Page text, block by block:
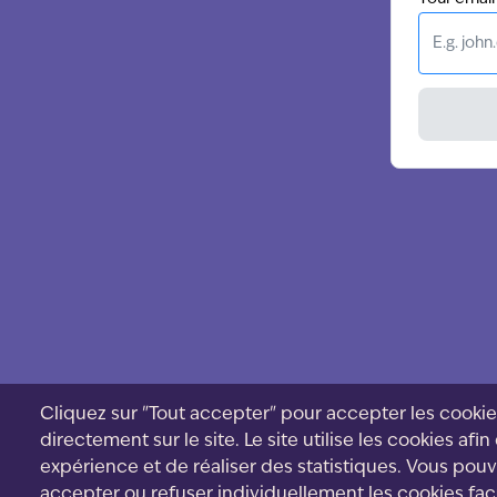
Cliquez sur "Tout accepter" pour accepter les
directement sur le site. Le site utilise les cookies afin
expérience et de réaliser des statistiques. Vous